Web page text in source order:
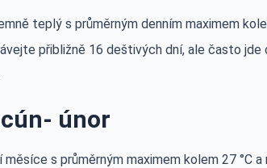
teplý s průměrným denním maximem
přibližně 16 deštivých dní, ale často
únor
s průměrným maximem kolem 27 °C